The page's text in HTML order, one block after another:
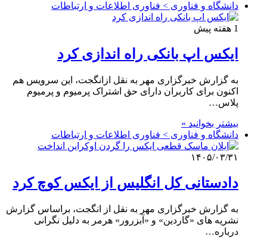
دانشگاه و فناوری > فناوری اطلاعات و ارتباطات
1 هفته پیش
ایکس اپ بانکی راه اندازی کرد
به گزارش خبرگزاری مهر به نقل ازانگجت، این سرویس هم
اکنون برای کاربران دارای حق اشتراک پرمیوم و پرمیوم
پلاس…
بیشتر بخوانید »
دانشگاه و فناوری > فناوری اطلاعات و ارتباطات
۱۴۰۵/۰۳/۳۱
دادستانی کل انگلیس از ایکس کوچ کرد
به گزارش خبرگزاری مهر به نقل از انگجت، براساس گزارش
نشریه های «گاردین» و «آبزرور» هرمر به دلیل نگرانی
درباره…